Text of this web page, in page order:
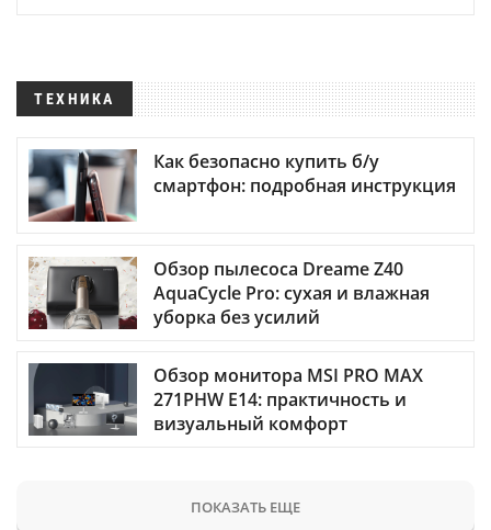
ТЕХНИКА
Как безопасно купить б/у
смартфон: подробная инструкция
Обзор пылесоса Dreame Z40
AquaCycle Pro: сухая и влажная
уборка без усилий
Обзор монитора MSI PRO MAX
271PHW E14: практичность и
визуальный комфорт
ПОКАЗАТЬ ЕЩЕ